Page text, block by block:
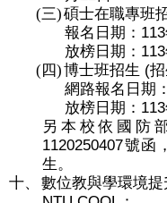
(三)碩士在職專班
報名日期： 113
放榜日期： 113
(四)博士班招生 (
網路報名日期：
放榜日期： 113
另本校依國防
1120250407號函
生。
十、
數位教與學環境